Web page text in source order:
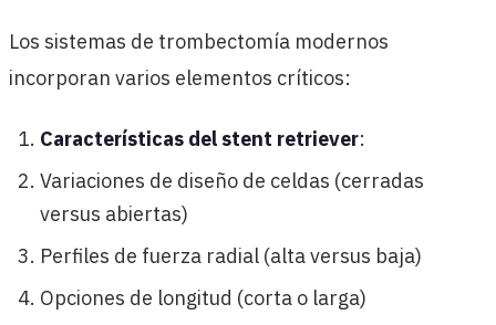
Los sistemas de trombectomía modernos
incorporan varios elementos críticos:
Características del stent retriever:
Variaciones de diseño de celdas (cerradas
versus abiertas)
Perfiles de fuerza radial (alta versus baja)
Opciones de longitud (corta o larga)